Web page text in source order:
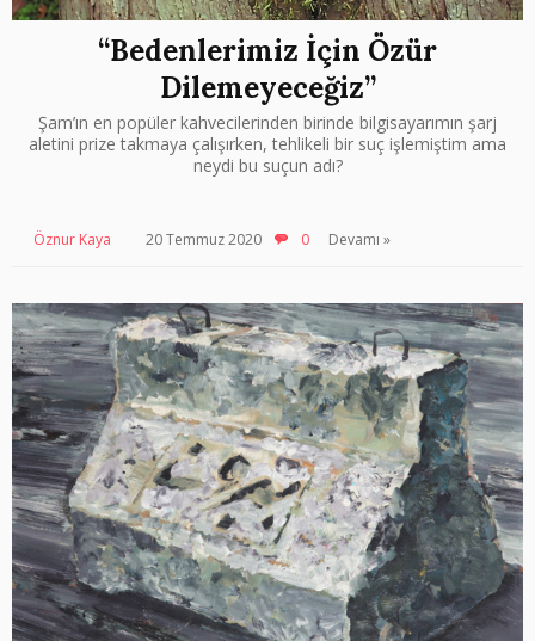
“Bedenlerimiz İçin Özür
Dilemeyeceğiz”
Şam’ın en popüler kahvecilerinden birinde bilgisayarımın şarj
aletini prize takmaya çalışırken, tehlikeli bir suç işlemiştim ama
neydi bu suçun adı?
Öznur Kaya 20 Temmuz 2020 0 Devamı »